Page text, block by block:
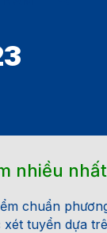
nhiều nhất
chuẩn
xét tuyển dựa